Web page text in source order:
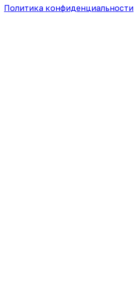
Политика конфиденциальности